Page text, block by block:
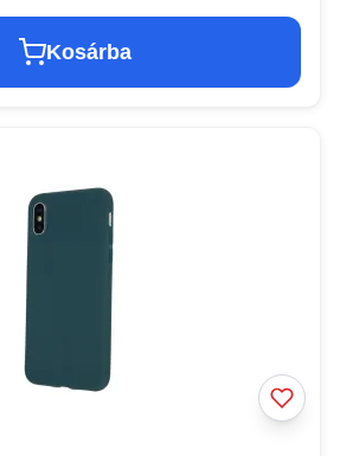
Kosárba